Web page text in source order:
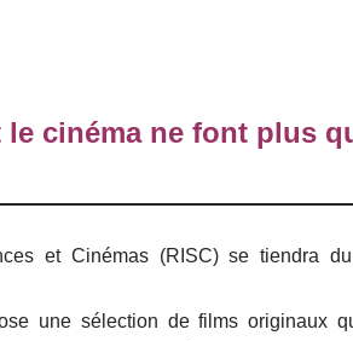
cinéma ne font plus
et Cinémas (RISC) se tiendra
une sélection de films originaux